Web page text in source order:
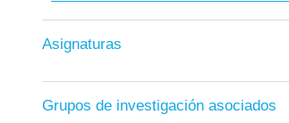
Asignaturas
Grupos de investigación asociados